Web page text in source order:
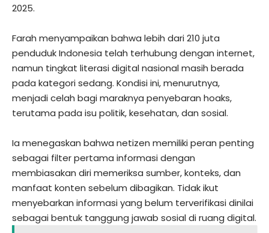
2025.
Farah menyampaikan bahwa lebih dari 210 juta
penduduk Indonesia telah terhubung dengan internet,
namun tingkat literasi digital nasional masih berada
pada kategori sedang. Kondisi ini, menurutnya,
menjadi celah bagi maraknya penyebaran hoaks,
terutama pada isu politik, kesehatan, dan sosial.
Ia menegaskan bahwa netizen memiliki peran penting
sebagai filter pertama informasi dengan
membiasakan diri memeriksa sumber, konteks, dan
manfaat konten sebelum dibagikan. Tidak ikut
menyebarkan informasi yang belum terverifikasi dinilai
sebagai bentuk tanggung jawab sosial di ruang digital.